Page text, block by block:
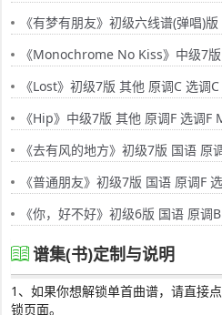
《有梦有朋友》初级六线谱(弹唱)
《Monochrome No Kiss》中级7
《Lost》初级7版 其他 原调C 选调
《Hip》中级7版 其他 原调F 选调F
《去有风的地方》初级7版 国语 原
《普通朋友》初级7版 国语 原调F
《你，好不好》初级6版 国语 原调
谱集(书)定制与说明
1、如果你想解锁单首曲谱，请直接
锁页面。